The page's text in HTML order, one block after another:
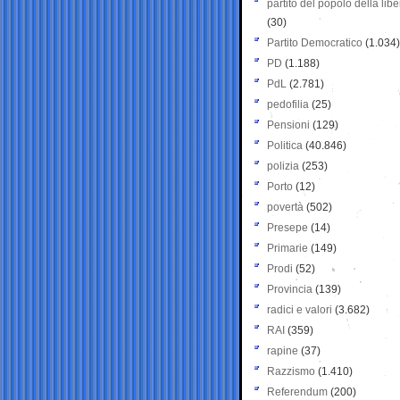
partito del popolo della
(30)
Partito Democratico (1.034)
PD (1.188)
PdL (2.781)
pedofilia (25)
Pensioni (129)
Politica (40.846)
polizia (253)
Porto (12)
povertà (502)
Presepe (14)
Primarie (149)
Prodi (52)
Provincia (139)
radici e valori (3.682)
RAI (359)
rapine (37)
Razzismo (1.410)
Referendum (200)